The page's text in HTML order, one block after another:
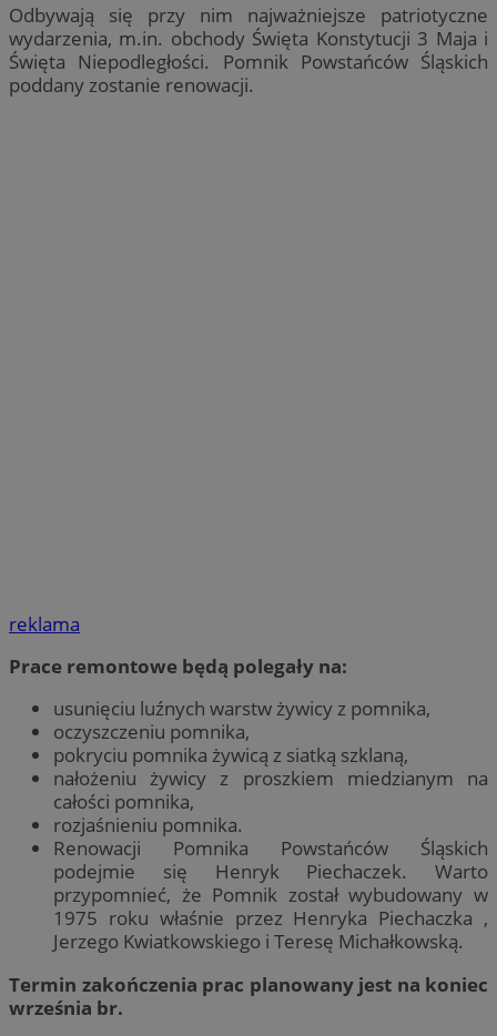
Odbywają się przy nim najważniejsze patriotyczne
wydarzenia, m.in. obchody Święta Konstytucji 3 Maja i
Święta Niepodległości. Pomnik Powstańców Śląskich
poddany zostanie renowacji.
reklama
Prace remontowe będą polegały na:
usunięciu luźnych warstw żywicy z pomnika,
oczyszczeniu pomnika,
pokryciu pomnika żywicą z siatką szklaną,
nałożeniu żywicy z proszkiem miedzianym na
całości pomnika,
rozjaśnieniu pomnika.
Renowacji Pomnika Powstańców Śląskich
podejmie się Henryk Piechaczek. Warto
przypomnieć, że Pomnik został wybudowany w
1975 roku właśnie przez Henryka Piechaczka ,
Jerzego Kwiatkowskiego i Teresę Michałkowską.
Termin zakończenia prac planowany jest na koniec
września br.